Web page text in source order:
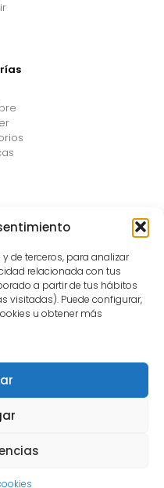
de terceros, para analizar
relacionada con tus
a partir de tus hábitos
visitadas). Puede configurar,
u obtener más
contratación